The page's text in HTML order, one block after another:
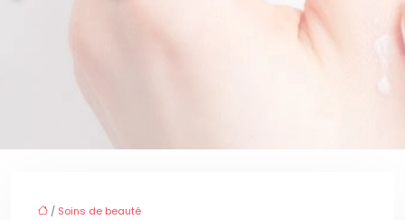
/ Soins de beauté